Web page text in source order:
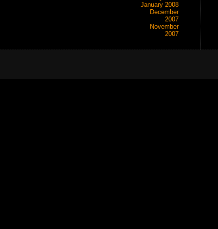
January 2008
December
2007
November
2007